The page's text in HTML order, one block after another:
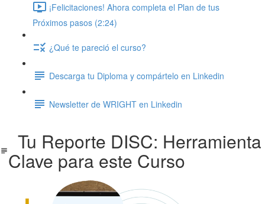
¡Felicitaciones! Ahora completa el Plan de tus
Próximos pasos (2:24)
¿Qué te pareció el curso?
Descarga tu Diploma y compártelo en Linkedin
Newsletter de WRIGHT en Linkedin
Tu Reporte DISC: Herramienta
Clave para este Curso